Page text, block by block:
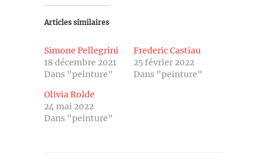
Articles similaires
Simone Pellegrini
18 décembre 2021
Dans "peinture"
Frederic Castiau
25 février 2022
Dans "peinture"
Olivia Rolde
24 mai 2022
Dans "peinture"